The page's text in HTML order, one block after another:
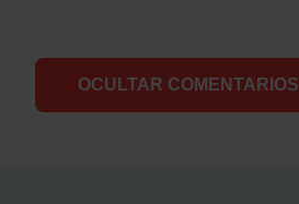
OCULTAR COMENTARIOS